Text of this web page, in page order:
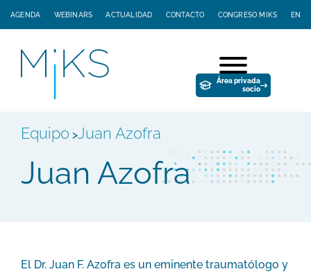
AGENDA WEBINARS ACTUALIDAD CONTACTO CONGRESO MIKS EN
Área privada
socio
Equipo >Juan Azofra
Juan Azofra
El Dr. Juan F. Azofra es un eminente traumatólogo y